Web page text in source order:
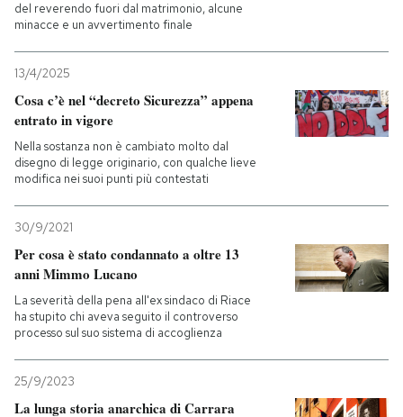
del reverendo fuori dal matrimonio, alcune
minacce e un avvertimento finale
13/4/2025
Cosa c’è nel “decreto Sicurezza” appena
entrato in vigore
Nella sostanza non è cambiato molto dal
disegno di legge originario, con qualche lieve
modifica nei suoi punti più contestati
30/9/2021
Per cosa è stato condannato a oltre 13
anni Mimmo Lucano
La severità della pena all'ex sindaco di Riace
ha stupito chi aveva seguito il controverso
processo sul suo sistema di accoglienza
25/9/2023
La lunga storia anarchica di Carrara